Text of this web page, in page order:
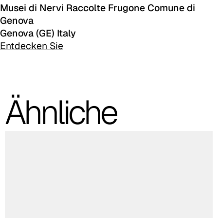
C 48F
C 49F
C 52F
C 53F
Musei di Nervi Raccolte Frugone Comune di
Genova
Genova (GE) Italy
Entdecken Sie
Ähnliche